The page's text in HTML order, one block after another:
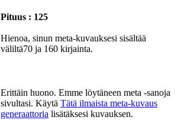
Pituus : 125
Hienoa, sinun meta-kuvauksesi sisältää
väliltä70 ja 160 kirjainta.
Erittäin huono. Emme löytäneen meta -sanoja
sivultasi. Käytä Tätä ilmaista meta-kuvaus
generaattoria lisätäksesi kuvauksen.